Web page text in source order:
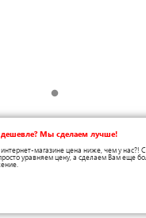
Мы сделаем лучше!
интернет-магазине цена ниже, чем у нас?!
уравняем цену, а сделаем Вам еще